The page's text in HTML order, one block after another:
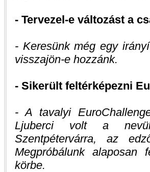
- Tervezel-e változást a
- Keresünk még egy
visszajön-e hozzánk.
- Sikerült feltérképezni
- A tavalyi
Ljuberci volt a
Szentpétervárra, az
Megpróbálunk alaposan
körbe.